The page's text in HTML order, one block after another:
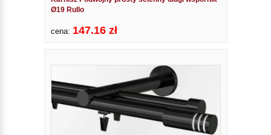
Ø19 Rullo
cena: 147.16 zł